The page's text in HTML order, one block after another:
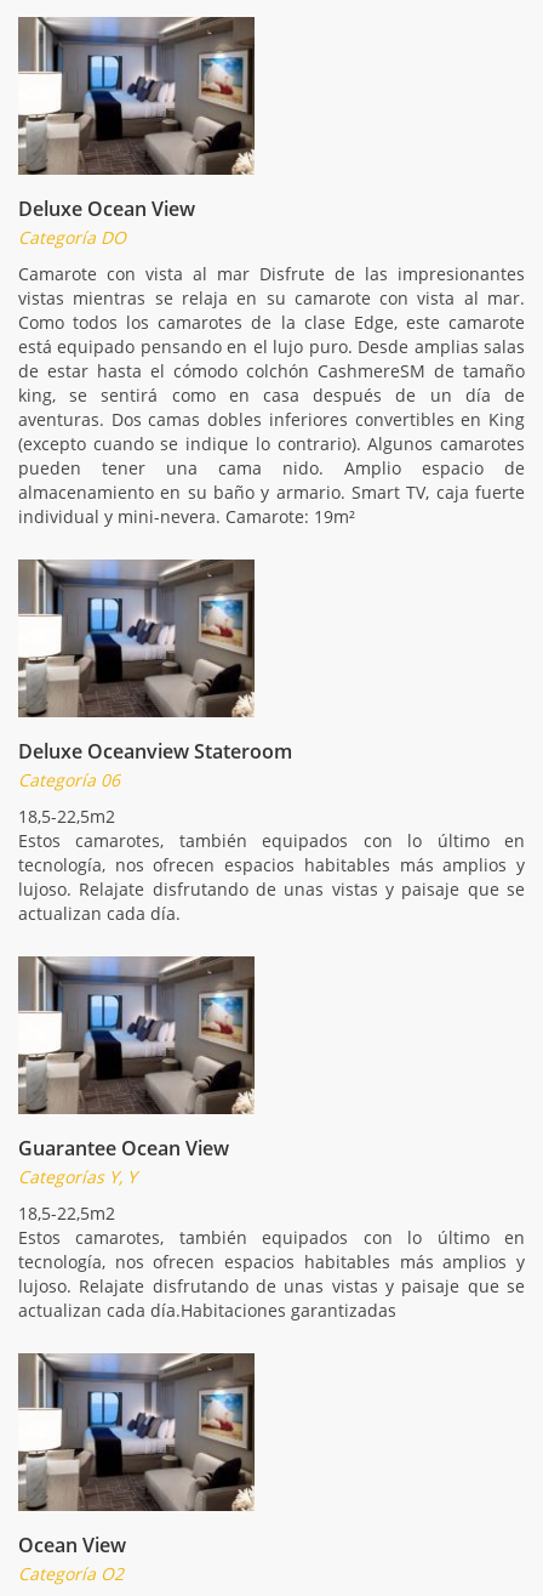
Deluxe Ocean View
Categoría DO
Camarote con vista al mar Disfrute de las impresionantes
vistas mientras se relaja en su camarote con vista al mar.
Como todos los camarotes de la clase Edge, este camarote
está equipado pensando en el lujo puro. Desde amplias salas
de estar hasta el cómodo colchón CashmereSM de tamaño
king, se sentirá como en casa después de un día de
aventuras. Dos camas dobles inferiores convertibles en King
(excepto cuando se indique lo contrario). Algunos camarotes
pueden tener una cama nido. Amplio espacio de
almacenamiento en su baño y armario. Smart TV, caja fuerte
individual y mini-nevera. Camarote: 19m²
Deluxe Oceanview Stateroom
Categoría 06
18,5-22,5m2
Estos camarotes, también equipados con lo último en
tecnología, nos ofrecen espacios habitables más amplios y
lujoso. Relajate disfrutando de unas vistas y paisaje que se
actualizan cada día.
Guarantee Ocean View
Categorías Y, Y
18,5-22,5m2
Estos camarotes, también equipados con lo último en
tecnología, nos ofrecen espacios habitables más amplios y
lujoso. Relajate disfrutando de unas vistas y paisaje que se
actualizan cada día.Habitaciones garantizadas
Ocean View
Categoría O2